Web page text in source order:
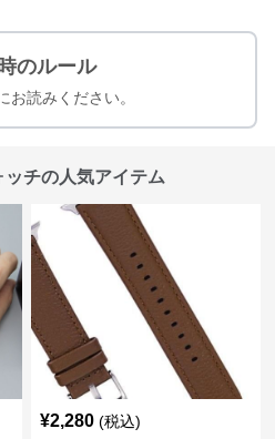
のルール
お読みください。
チの人気アイテム
¥2,280 (税込)